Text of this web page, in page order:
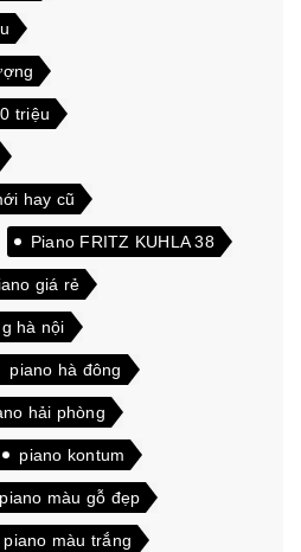
triệu
hay cũ
Piano FRITZ KUHLA 38
giá rẻ
hà nội
piano hà đông
hải phòng
piano kontum
piano màu gỗ đẹp
piano màu trắng